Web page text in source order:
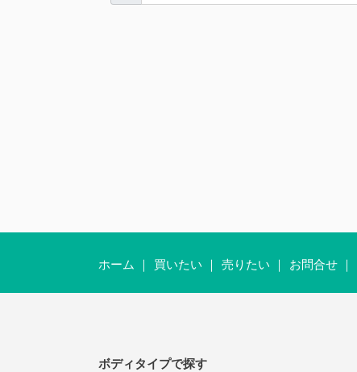
ホーム 買いたい 売りたい お問合せ
ボディタイプで探す